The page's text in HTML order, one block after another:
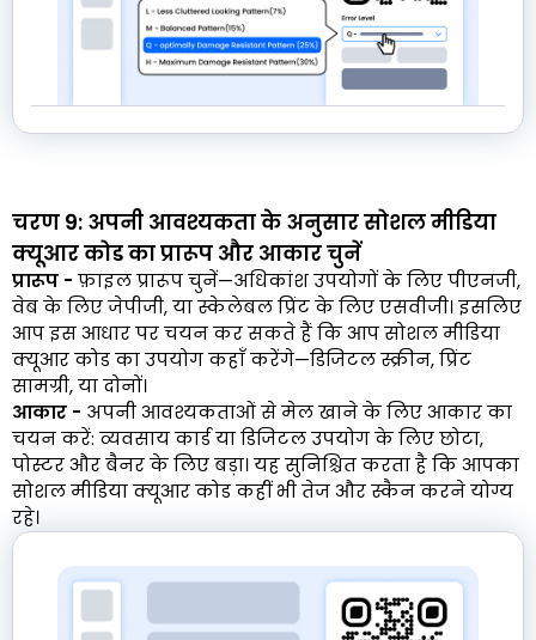
चरण 9: अपनी आवश्यकता के अनुसार सोशल मीडिया
क्यूआर कोड का प्रारूप और आकार चुनें
प्रारूप - फ़ाइल प्रारूप चुनें—अधिकांश उपयोगों के लिए पीएनजी,
वेब के लिए जेपीजी, या स्केलेबल प्रिंट के लिए एसवीजी। इसलिए
आप इस आधार पर चयन कर सकते हैं कि आप सोशल मीडिया
क्यूआर कोड का उपयोग कहाँ करेंगे—डिजिटल स्क्रीन, प्रिंट
सामग्री, या दोनों।
आकार - अपनी आवश्यकताओं से मेल खाने के लिए आकार का
चयन करें: व्यवसाय कार्ड या डिजिटल उपयोग के लिए छोटा,
पोस्टर और बैनर के लिए बड़ा। यह सुनिश्चित करता है कि आपका
सोशल मीडिया क्यूआर कोड कहीं भी तेज और स्कैन करने योग्य
रहे।